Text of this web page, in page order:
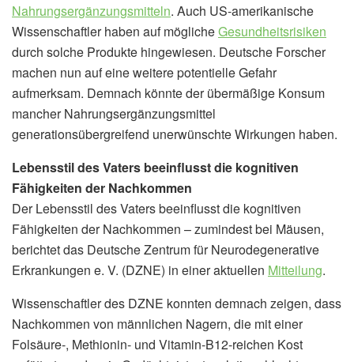
Nahrungsergänzungsmitteln. Auch US-amerikanische
Wissenschaftler haben auf möglicheGesundheitsrisiken
durch solche Produkte hingewiesen. Deutsche Forscher
machen nun auf eine weitere potentielle Gefahr
aufmerksam. Demnach könnte der übermäßige Konsum
mancher Nahrungsergänzungsmittel
generationsübergreifend unerwünschte Wirkungen haben.
Lebensstil des Vaters beeinflusst die kognitiven
Fähigkeiten der Nachkommen
Der Lebensstil des Vaters beeinflusst die kognitiven
Fähigkeiten der Nachkommen – zumindest bei Mäusen,
berichtet das Deutsche Zentrum für Neurodegenerative
Erkrankungen e. V. (DZNE) in einer aktuellen Mitteilung.
Wissenschaftler des DZNE konnten demnach zeigen, dass
Nachkommen von männlichen Nagern, die mit einer
Folsäure-, Methionin- und Vitamin-B12-reichen Kost